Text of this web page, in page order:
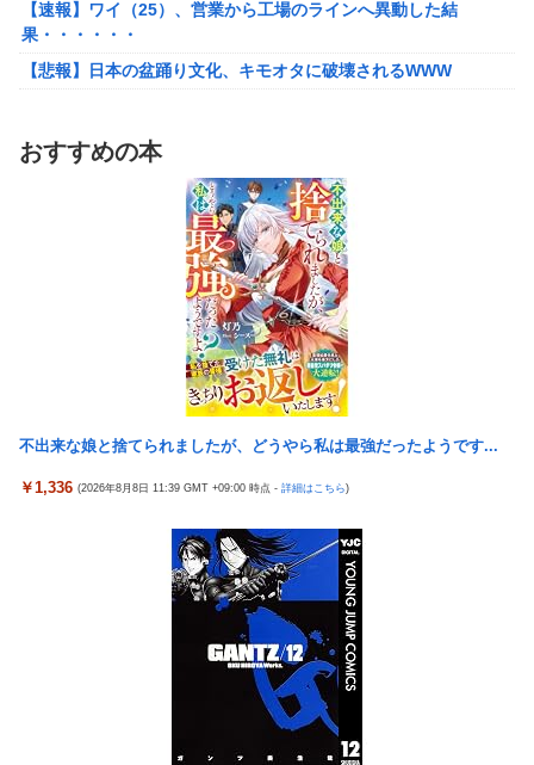
【朗報】Vtuber界、新たなる『弱男の姫』が爆誕ｗｗｗｗｗｗｗ
ｗｗｗｗ
【悲報】30代女性「クソッ！特殊詐欺でお金取られた…」
「FF10の名シーン」←思い浮かべたもの
台風13号のルート、ほぼ確定する
TBS新人アナ ブラチラ、お尻くっきり、Y字開脚！！
【重音テト】コナミデフォルメフィギュア「重音テト 通常衣装
Ver.」「重音テト SV衣装Ver.」【彩色原型公開】
ホビーサクラ「真の点P 私服Ver.」美少女フィギュア【予約開
【宇崎ちゃんは遊びたい！】BiCute Bunnies Figure「宇崎花」
「宇崎月」メタリックパープルver. プライズフィギュア【ラウン
ドワン限定で展開決定】
だわ！
【艦これ】ひみつの通り道 他
【艦これ】ナマケモノアガノウサギ 他
海外「日本は戦勝国なんだよ」 戦後の日本人の特別な生き様に各
【画像】居酒屋さん、6人で長居して会計4939円しか使わない客
にお気持ち表明してしまう←コレどっちが悪いんや？？？？？？
女芸人の吉住さん（36）メイクしたら普通に美人の部類だったと
判明ｗｗｗｗｗｗｗｗｗ
【速報】ワイ（25）、営業から工場のラインへ異動した結
果・・・・・・
【悲報】日本の盆踊り文化、キモオタに破壊されるWWW
【艦これ】でもイベントのたびに思うんだ 空母機動部隊ってクソ
【艦これ】ひみつの通り道 他
【艦これ】ナマケモノアガノウサギ 他
ジャングリア沖縄「3万円です」←ディズニー超えの強気価格ｗ
佐藤二朗、橋本愛との騒動で主演映画が完全白紙へｗｗｗｗｗ
ひろゆき「出馬する気ないから話さなかった」妻「それでも不誠
実だろ」→離婚協議へｗｗｗｗｗ
大竹しのぶ「戦争放棄の国であり続けよう」←この投稿が話題に
【悲報】瀬戸環奈がスタイルよすぎて一般男性が隣に並ぶとチン
女芸人の吉住さん（36）メイクしたら普通に美人の部類だったと
判明ｗｗｗｗｗｗｗｗｗ
大竹しのぶ「戦争放棄の国であり続けよう」←この投稿が話題に
倉木しおりアリスJAPAN8月新作「先っぽだけなら浮気じゃない
よ？イケないギリギリの焦らし責めに屈し膣奥深ハメ浮気」理性
【虹ヶ咲】「夏はせつ泣き」がキャッチコピーの映画【ラブライ
おすすめの本
不出来な娘と捨てられましたが、どうやら私は最強だったようです...
￥1,336 (2026年8月8日 11:39 GMT +09:00 時点 - 詳細はこちら)